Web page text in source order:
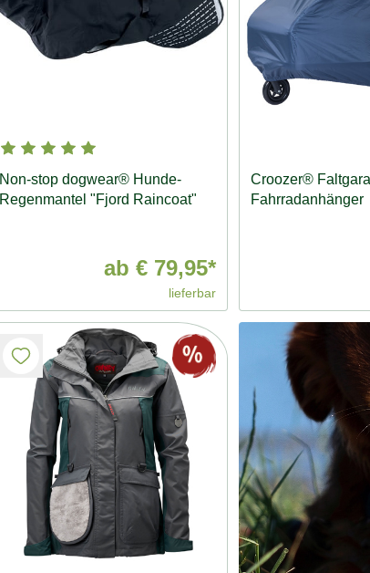
Non-stop dogwear® Hunde-
Regenmantel "Fjord Raincoat"
ab € 79,95*
lieferbar
Croozer®
Fahrradanhänger